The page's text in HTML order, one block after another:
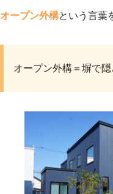
オープン外構という言葉
オープン外構＝塀で